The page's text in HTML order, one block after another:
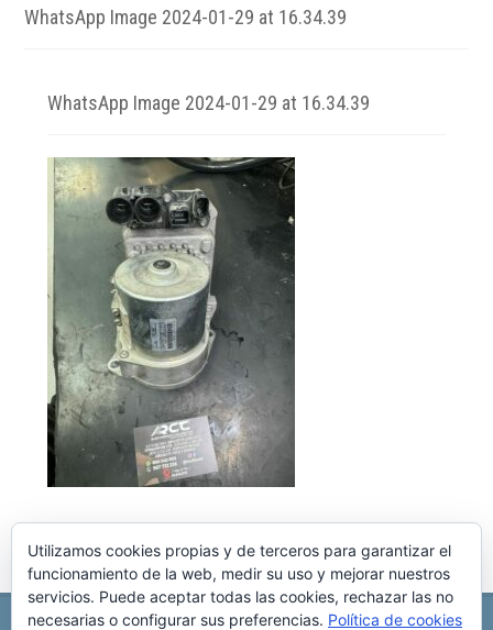
WhatsApp Image 2024-01-29 at 16.34.39
WhatsApp Image 2024-01-29 at 16.34.39
Utilizamos cookies propias y de terceros para garantizar el
funcionamiento de la web, medir su uso y mejorar nuestros
servicios. Puede aceptar todas las cookies, rechazar las no
necesarias o configurar sus preferencias. Política de cookies